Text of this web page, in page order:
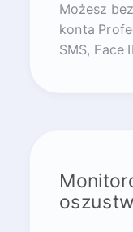
Możesz
konta
SMS, Face
oszustw